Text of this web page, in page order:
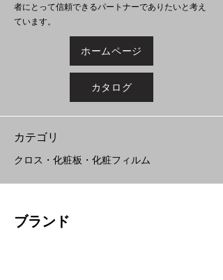
者にとって信頼できるパートナーでありたいと考え
ています。
ホームページ
カタログ
​カテゴリ
クロス・化粧板・化粧フィルム
ブランド